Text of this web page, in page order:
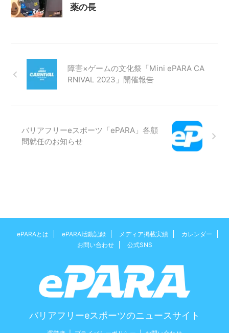
薬の長
障害×ゲームの文化祭「Mini ePARA CA
RNIVAL 2023」開催報告
バリアフリーeスポーツ「ePARA」各顧
問就任のお知らせ
ePARAとは ePARA活動記録 メディア掲載実績
カレンダー
お問い合わせ
公式SNS
バリアフリーeスポーツのニュースサイト